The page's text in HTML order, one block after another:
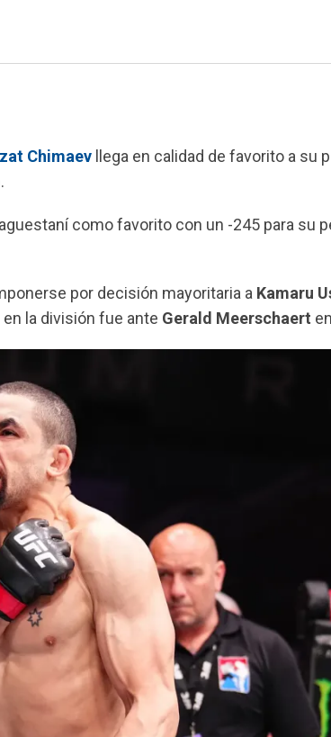
Chimaev llega en calidad de favorito a su
como favorito con un -245 para su
por decisión mayoritaria a Kamaru
la división fue ante Gerald Meerschaert